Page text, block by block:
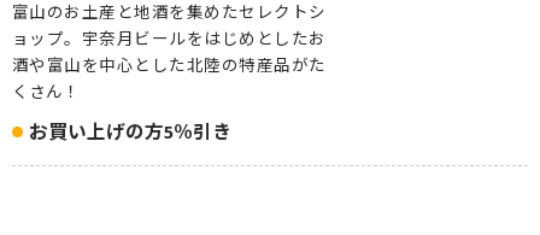
富山のお土産と地酒を集めたセレクトシ
ョップ。宇奈月ビールをはじめとしたお
酒や富山を中心とした北陸の特産品がた
くさん！
お買い上げの方5％引き